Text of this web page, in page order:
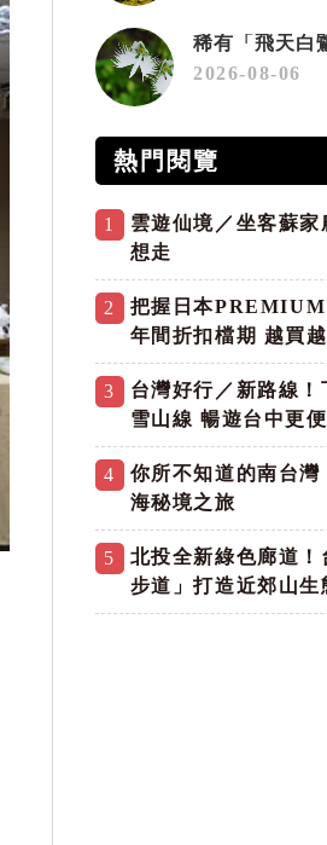
2026-08-06
熱門閱覽
1
雲遊仙境／坐客蘇
想走
2
把握日本
年間折扣檔期 越買
3
台灣好行／新路線！
雪山線 暢遊台中更便
4
你所不知道的南台灣
海秘境之旅
5
北投全新綠色廊道！
步道」打造近郊山生